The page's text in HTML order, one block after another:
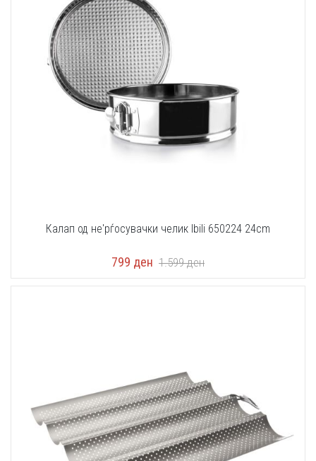
Калап од не'рѓосувачки челик Ibili 650224 24cm
799 ден 1.599ден